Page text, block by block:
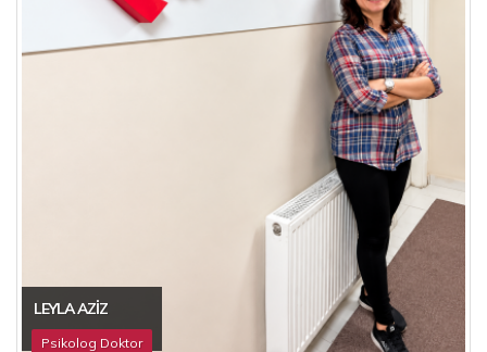
LEYLA AZIZ
Psikolog Doktor